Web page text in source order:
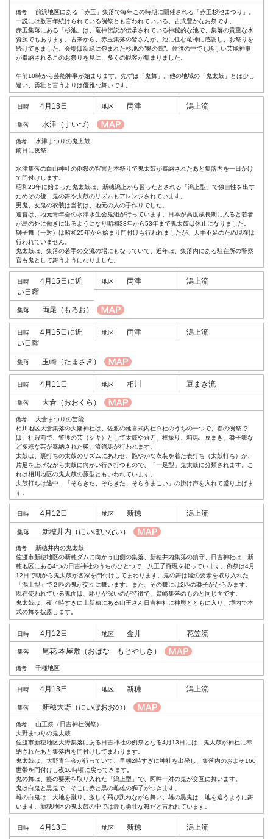
前浜地区にある「赤玉」集落で毎年この時期に開催される「赤玉杉池まつり」。
一説には数百年続けられている例祭とも言われていいる、古式豊かなお祭です。
赤玉集落にある「杉池」は、竜神伝説が伝承されている神秘的な池で、集落の貴重な水
資源でもあります。古来から、赤玉集落の皆さんが、池に住む竜神に感謝し、お祭りを
続けてきました。会場は新緑に包まれた杉池の”奥の院”。佐渡の中でも珍しい芸能神事
が奉納されるこのお祭りを見に、多くの観客が集まりました。
午前10時から芸能神事が始まります。先ずは「鬼舞」。他の地域の「鬼太鼓」とは少し
違い、勇壮と言うよりは優雅な舞いです。
潟上流
4月13日 両津
水津（すいづ）
水津まつりの鬼太鼓
前日に夜祭
水津集落の白山神社の例祭の宵宮と本祭りで鬼太鼓が奉納されたあと集落内を一日かけ
て門付けします。
昭和23年に始まった鬼太鼓は、新穂潟上から習ったとされる「潟上型」で独自性を出す
ためその後、鬼の舞や太鼓のリズムもアレンジされています。
男鬼、女鬼の衣装は当初は、地元の人の手作りでした。
運営は、地元青年会の水津水生会鬼組が行っています。日本が高度成長期に入ると若者
が島の外に働きに出るようになり昭和38年から53年まで鬼太鼓は休止になりました。
獅子舞（一対）は昭和25年から始まり門付けも行われましたが、人手不足のため現在は
行われていません。
鬼太鼓は、集落の若手の交流の場にもなっていて、近年は、集落内にある駐在所の警察
官も鬼として舞うようになりました。
潟上流
4月15日に近
い日曜
両津
両尾（もろお）
潟上流
4月15日に近
い日曜
両津
玉崎（たまさき）
豆まき流
4月11日 相川
大倉（おおくら）
大倉まつりの芸能
相川地区大倉集落の大幡神社は、佐渡の延喜式内社９社のうちの一つで、春の例祭で
は、社殿前で、警護の芸（シキ）として太鼓や薙刀、棒振り、箱馬、豆まき、獅子舞な
ど多彩な芸が奉納された後、流鏑馬が行われます。
太鼓は、裏打ちの太鼓のリズムにあわせ、艶やかな衣装を着た表打ち（太鼓打ち）が、
片足を上げながら太鼓に向かい行き打つもので、「一足型」鬼太鼓に分類されます。こ
れは相川地区の鬼太鼓の原型ともいわれています。
太鼓打ちは途中、「そらきた、そらきた、そらうまこい」の掛け声を入れて盛り上げま
す。
潟上流
4月12日 新穂
新穂井内 （にいぼいない）
新穂井内の鬼太鼓
佐渡市新穂地区の新穂ダムに向かう山側の集落、新穂井内集落の鎮守、日吉神社は、新
穂地区にある4つの日吉神社のうちのひとつで、八王子権現を祀っています。例祭は4月
12日で朝から鬼太鼓が各家を門付けしてまわります。鬼の舞は能の要素を取り入れた
「潟上型」で２匹の鬼が交互に舞います。また、その舞には2匹の獅子がからみます。
現在使われている鬼面は、彫りが深いのが特徴で、鷲崎集落のものと同じ面です。
鬼太鼓は、夜７時すぎに上新穂にある山王さん日吉神社に神輿とともに入り、境内で本
式の舞を披露します。
花笠流
4月12日 金井
尾花 本屋敷（おばな もとやしき）
千種地区
潟上流
4月13日 新穂
新穂大野（にいぼおおの）
山王祭（日吉神社例祭）
大野まつりの鬼太鼓
佐渡市新穂地区大野集落にある日吉神社の例祭となる4月13日には、鬼太鼓が神社に奉
納されたあと集落内を門付けしてまわります。
鬼太鼓は、大野青年会が行っていて、早朝2時すぎに神社を出発し、集落内のおよそ160
世帯を門付けし夜10時頃に戻ってきます。
鬼の舞は、能の要素を取り入れた「潟上型」で、阿吽一対の鬼が交互に舞います。
鬼は白鬼と黒鬼で、そこに赤と黒の雌雄の獅子がつきます。
雌の白鬼は、大地を蹴り、激しく飛び跳ねながら舞い、雄の黒鬼は、地を這うように舞
います。新穂地区の鬼太鼓の中では最も勇壮な舞だと言われています。
潟上流
4月13日 新穂